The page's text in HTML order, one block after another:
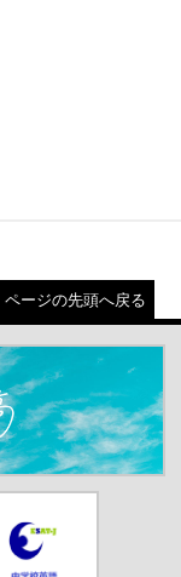
ページの先頭へ戻る
）
ーキングテ
ト（別ウイ